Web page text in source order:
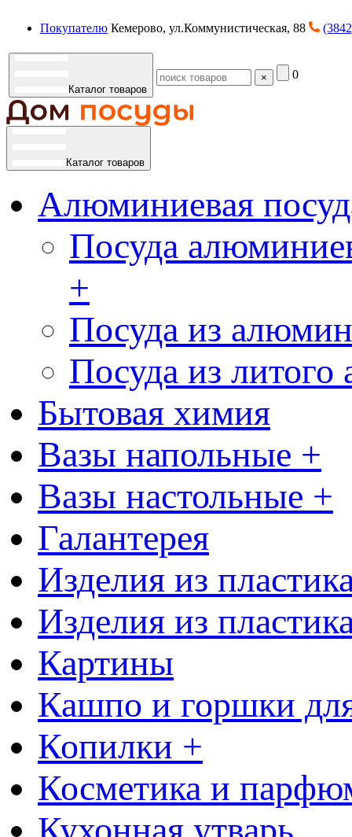
Покупателю Кемерово, ул.Коммунистическая, 88
Каталог товаров
× 0
Каталог товаров
Алюминиевая
Посуда
+
Посуда из
Посуда из
Бытовая химия
Вазы напольные +
Вазы настольные +
Галантерея
Изделия из
Изделия из
Картины
Кашпо и горшки
Копилки +
Косметика и